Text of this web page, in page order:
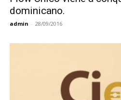
dominicano.
admin - 28/09/2016